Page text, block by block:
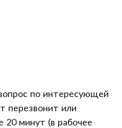
по интересующей
перезвонит или
20 минут (в рабочее